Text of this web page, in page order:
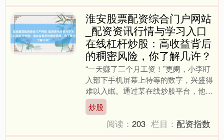
淮安股票配资综合门户网站
_配资资讯行情与学习入口
在线杠杆炒股：高收益背后
的稠密风险，你了解几许？
“一天赚了三个月工资！”更阑，小李盯
入部下手机屏幕上特等的数字，兴盛得
难以入眠。通过某在线炒股平台，他刚
刚用5倍杠杆完成了一笔往返。屏幕上
的盈利数字像有魅力般吸....
炒股
阅读：203 栏目：配资指数